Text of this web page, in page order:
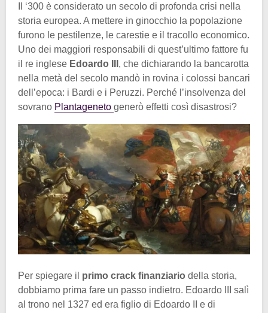
Il ‘300 è considerato un secolo di profonda crisi nella
storia europea. A mettere in ginocchio la popolazione
furono le pestilenze, le carestie e il tracollo economico.
Uno dei maggiori responsabili di quest’ultimo fattore fu
il re inglese Edoardo III , che dichiarando la bancarotta
nella metà del secolo mandò in rovina i colossi bancari
dell’epoca: i Bardi e i Peruzzi. Perché l’insolvenza del
sovrano Plantageneto generò effetti così disastrosi?
Per spiegare il primo crack finanziario della storia,
dobbiamo prima fare un passo indietro. Edoardo III salì
al trono nel 1327 ed era figlio di Edoardo II e di